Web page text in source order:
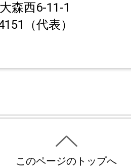
森西6-11-1
（代表）
このページのトップへ